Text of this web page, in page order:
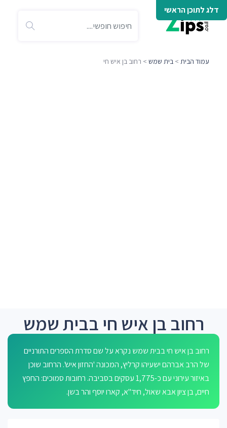
דלג לתוכן הראשי
עמוד הבית > בית שמש > רחוב בן איש חי
רחוב בן איש חי בבית שמש
רחוב בן איש חי בבית שמש נקרא על שם סדרת הספרים התורניים
של הרב אברהם ישעיהו קרליץ, המכונה 'החזון איש'. הרחוב שוכן
באיזור עירוני עם כ-1,775 עסקים בסביבה. רחובות סמוכים: החפץ
חיים, בן ציון אבא שאול, חיד"א, קארו יוסף והר בשן.